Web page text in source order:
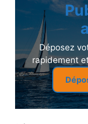
Déposez
rapidement